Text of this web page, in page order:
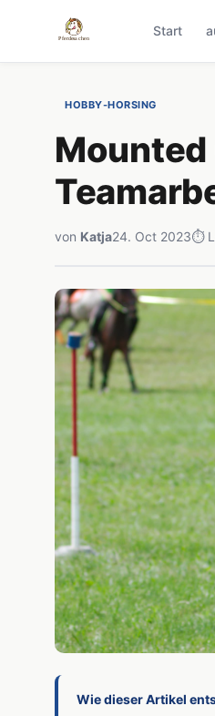
Start
HOBBY-HORSING
Mounted
von Katja24. Oct 2023⏱
Wie dieser Artikel